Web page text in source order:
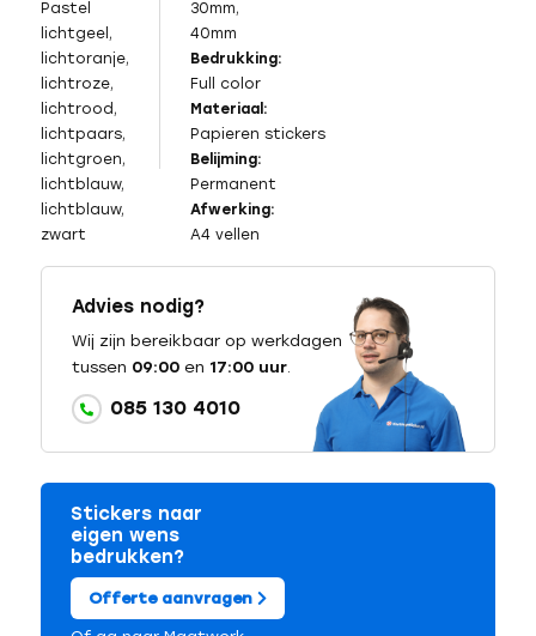
Pastel
lichtgeel,
lichtoranje,
lichtroze,
lichtrood,
lichtpaars,
lichtgroen,
lichtblauw,
lichtblauw,
zwart
30mm,
40mm
Bedrukking:
Full color
Materiaal:
Papieren stickers
Belijming:
Permanent
Afwerking:
A4 vellen
Advies nodig?
Wij zijn bereikbaar op werkdagen
tussen 09:00en 17:00 uur.
085 130 4010
Stickers naar
eigen wens
bedrukken?
Offerte aanvragen